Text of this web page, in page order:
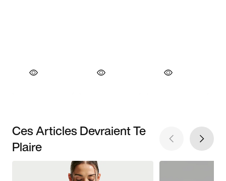
Ces Articles Devraient Te
Plaire